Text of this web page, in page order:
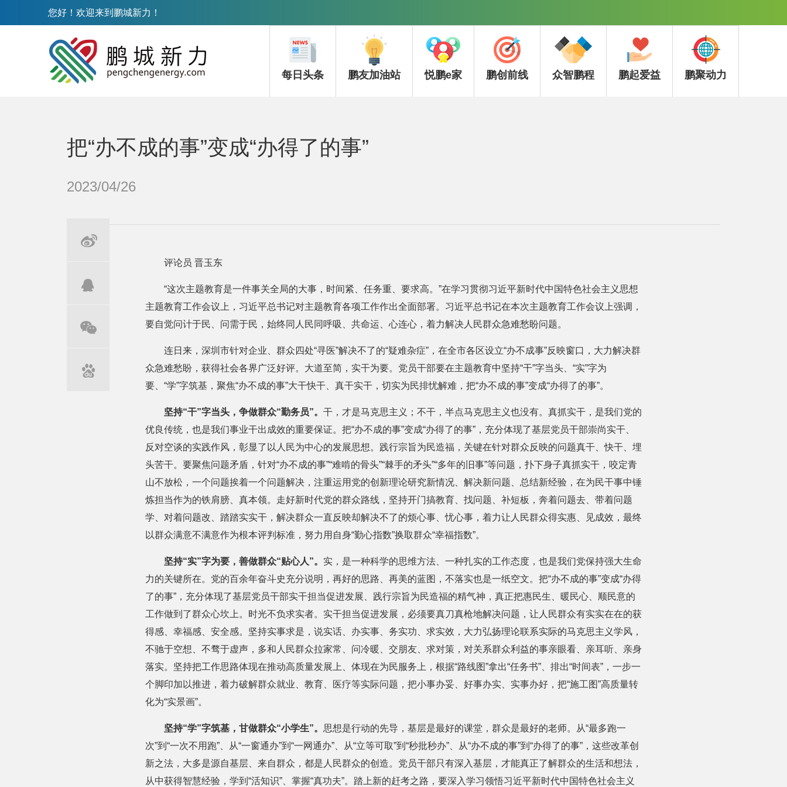
您好！欢迎来到鹏城新力！
每日头条 鹏友加油站 悦鹏e家 鹏创前线 众智鹏程 鹏起爱益 鹏聚动力
把“办不成的事”变成“办得了的事”
2023/04/26
评论员 晋玉东
“这次主题教育是一件事关全局的大事，时间紧、任务重、要求高。”在学习贯彻习近平新时代中国特色社会主义思想
主题教育工作会议上，习近平总书记对主题教育各项工作作出全面部署。习近平总书记在本次主题教育工作会议上强调，
要自觉问计于民、问需于民，始终同人民同呼吸、共命运、心连心，着力解决人民群众急难愁盼问题。
连日来，深圳市针对企业、群众四处“寻医”解决不了的“疑难杂症”，在全市各区设立“办不成事”反映窗口，大力解决群
众急难愁盼，获得社会各界广泛好评。大道至简，实干为要。党员干部要在主题教育中坚持“干”字当头、“实”字为
要、“学”字筑基，聚焦“办不成的事”大干快干、真干实干，切实为民排忧解难，把“办不成的事”变成“办得了的事”。
坚持“干”字当头，争做群众“勤务员”。 干，才是马克思主义；不干，半点马克思主义也没有。真抓实干，是我们党的
优良传统，也是我们事业干出成效的重要保证。把“办不成的事”变成“办得了的事”，充分体现了基层党员干部崇尚实干、
反对空谈的实践作风，彰显了以人民为中心的发展思想。践行宗旨为民造福，关键在针对群众反映的问题真干、快干、埋
头苦干。要聚焦问题矛盾，针对“办不成的事”“难啃的骨头”“棘手的矛头”“多年的旧事”等问题，扑下身子真抓实干，咬定青
山不放松，一个问题挨着一个问题解决，注重运用党的创新理论研究新情况、解决新问题、总结新经验，在为民干事中锤
炼担当作为的铁肩膀、真本领。走好新时代党的群众路线，坚持开门搞教育、找问题、补短板，奔着问题去、带着问题
学、对着问题改、踏踏实实干，解决群众一直反映却解决不了的烦心事、忧心事，着力让人民群众得实惠、见成效，最终
以群众满意不满意作为根本评判标准，努力用自身“勤心指数”换取群众“幸福指数”。
坚持“实”字为要，善做群众“贴心人”。 实，是一种科学的思维方法、一种扎实的工作态度，也是我们党保持强大生命
力的关键所在。党的百余年奋斗史充分说明，再好的思路、再美的蓝图，不落实也是一纸空文。把“办不成的事”变成“办得
了的事”，充分体现了基层党员干部实干担当促进发展、践行宗旨为民造福的精气神，真正把惠民生、暖民心、顺民意的
工作做到了群众心坎上。时光不负求实者。实干担当促进发展，必须要真刀真枪地解决问题，让人民群众有实实在在的获
得感、幸福感、安全感。坚持实事求是，说实话、办实事、务实功、求实效，大力弘扬理论联系实际的马克思主义学风，
不驰于空想、不骛于虚声，多和人民群众拉家常、问冷暖、交朋友、求对策，对关系群众利益的事亲眼看、亲耳听、亲身
落实。坚持把工作思路体现在推动高质量发展上、体现在为民服务上，根据“路线图”拿出“任务书”、排出“时间表”，一步一
个脚印加以推进，着力破解群众就业、教育、医疗等实际问题，把小事办妥、好事办实、实事办好，把“施工图”高质量转
化为“实景画”。
坚持“学”字筑基，甘做群众“小学生”。 思想是行动的先导，基层是最好的课堂，群众是最好的老师。从“最多跑一
次”到“一次不用跑”、从“一窗通办”到“一网通办”、从“立等可取”到“秒批秒办”、从“办不成的事”到“办得了的事”，这些改革创
新之法，大多是源自基层、来自群众，都是人民群众的创造。党员干部只有深入基层，才能真正了解群众的生活和想法，
从中获得智慧经验，学到“活知识”、掌握“真功夫”。踏上新的赶考之路，要深入学习领悟习近平新时代中国特色社会主义